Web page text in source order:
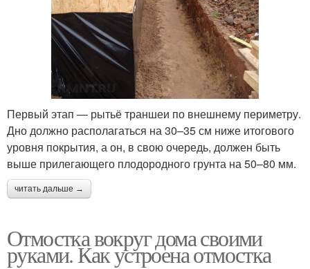
Первый этап — рытьё траншеи по внешнему периметру.
Дно должно располагаться на 30–35 см ниже итогового
уровня покрытия, а он, в свою очередь, должен быть
выше прилегающего плодородного грунта на 50–80 мм.
читать дальше →
Отмостка вокруг дома своими
руками. Как устроена отмостка